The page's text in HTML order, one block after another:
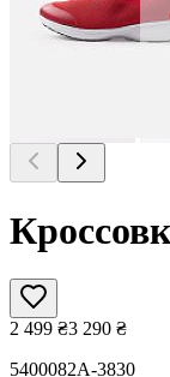
2 499 ₴3 290 ₴
5400082A-3830